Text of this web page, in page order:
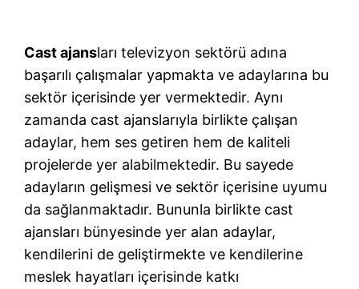
Cast ajansları televizyon sektörü adına
başarılı çalışmalar yapmakta ve adaylarına bu
sektör içerisinde yer vermektedir. Aynı
zamanda cast ajanslarıyla birlikte çalışan
adaylar, hem ses getiren hem de kaliteli
projelerde yer alabilmektedir. Bu sayede
adayların gelişmesi ve sektör içerisine uyumu
da sağlanmaktadır. Bununla birlikte cast
ajansları bünyesinde yer alan adaylar,
kendilerini de geliştirmekte ve kendilerine
meslek hayatları içerisinde katkı